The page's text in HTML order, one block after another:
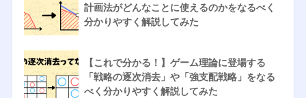
計画法がどんなことに使えるのかをなるべく
分かりやすく解説してみた
【これで分かる！】ゲーム理論に登場する
「戦略の逐次消去」や「強支配戦略」をなる
べく分かりやすく解説してみた